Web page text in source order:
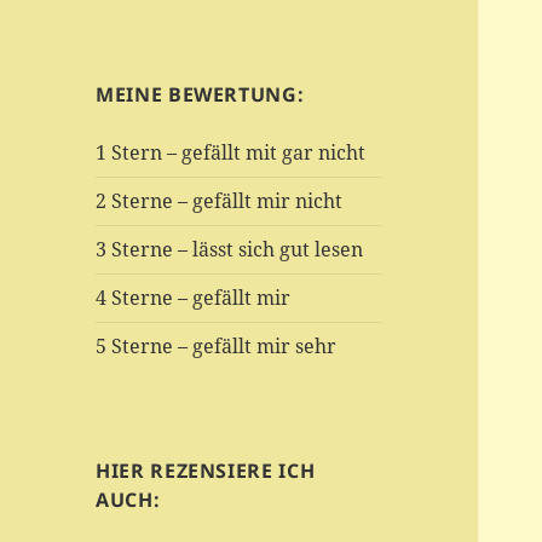
MEINE BEWERTUNG:
1 Stern – gefällt mit gar nicht
2 Sterne – gefällt mir nicht
3 Sterne – lässt sich gut lesen
4 Sterne – gefällt mir
5 Sterne – gefällt mir sehr
HIER REZENSIERE ICH
AUCH: